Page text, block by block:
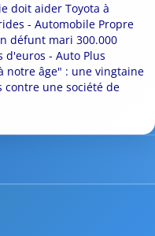
doit aider Toyota à
- Automobile Propre
défunt mari 300.000
- Auto Plus
notre âge" : une vingtaine
une société de